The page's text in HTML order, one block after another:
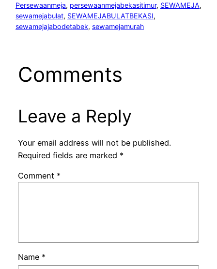
Persewaanmeja, persewaanmejabekasitimur, SEWAMEJA
sewamejabulat, SEWAMEJABULATBEKASI
sewamejajabodetabek, sewamejamurah
Comments
Leave a Reply
Your email address will not be published.
Required fields are marked *
Comment *
Name *